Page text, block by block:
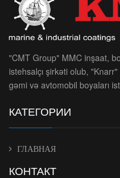
"CMT Group" MMC inşaat,
istehsalçı şirkəti olub,
gəmi və avtomobil boyaları
КАТЕГОРИИ
ГЛАВНАЯ
КОНТАКТ